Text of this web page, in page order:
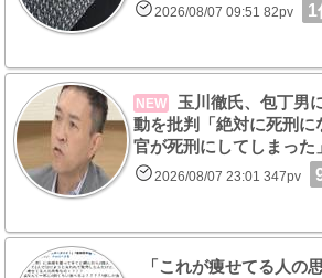
2026/08/07 09:51 82pv 1
NEW
玉川徹氏、包丁男
動を批判「絶対に死刑に
官が死刑にしてしまった」
2026/08/07 23:01 347pv
「これが痩せてる人の